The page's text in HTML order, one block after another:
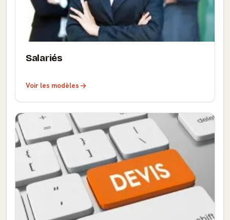
Salariés
Voir les modèles